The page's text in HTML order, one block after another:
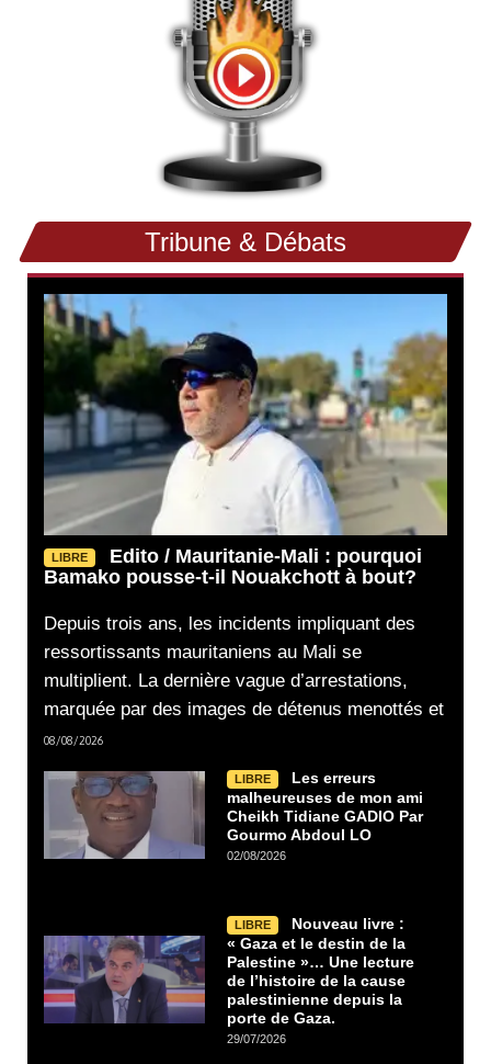
Tribune & Débats
LIBRE
Edito / Mauritanie-Mali : pourquoi
Bamako pousse-t-il Nouakchott à bout?
Depuis trois ans, les incidents impliquant des
ressortissants mauritaniens au Mali se
multiplient. La dernière vague d’arrestations,
marquée par des images de détenus menottés et
08/08/2026
LIBRE
Les erreurs
malheureuses de mon ami
Cheikh Tidiane GADIO Par
Gourmo Abdoul LO
02/08/2026
LIBRE
Nouveau livre :
« Gaza et le destin de la
Palestine »… Une lecture
de l’histoire de la cause
palestinienne depuis la
porte de Gaza.
29/07/2026